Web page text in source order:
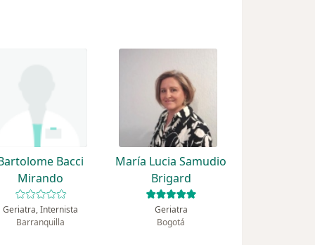
Bacci
Mirando
Geriatra, Internista
Barranquilla
María Lucia Samudio
Brigard
Geriatra
Bogotá